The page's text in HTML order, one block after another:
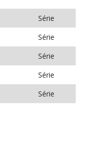
Série
Série
Série
Série
Série